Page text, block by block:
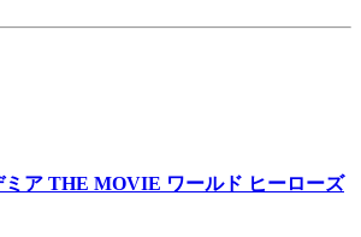
ア THE MOVIE ワールド ヒーローズ